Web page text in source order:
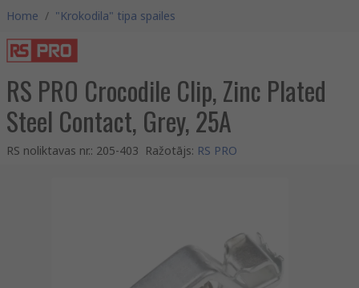
Home / "Krokodila" tipa spailes
RS PRO Crocodile Clip, Zinc Plated
Steel Contact, Grey, 25A
RS noliktavas nr.: 205-403 Ražotājs: RS PRO